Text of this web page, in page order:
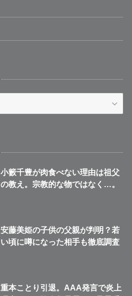
小籔千豊が肉食べない理由は祖父
の教え。宗教的な物ではなく…。
安藤美姫の子供の父親が判明？若
い頃に噂になった相手も徹底調査
重本ことり引退。AAA発言で炎上